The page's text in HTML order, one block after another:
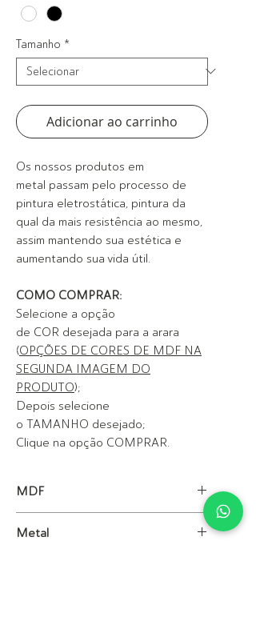
Tamanho *
Adicionar ao carrinho
Os nossos produtos em
metal passam pelo processo de
pintura eletrostática, pintura da
qual da mais resistência ao mesmo,
assim mantendo sua estética e
aumentando sua vida útil.
COMO COMPRAR:
Selecione a opção
de COR desejada para a arara
(OPÇÕES DE CORES DE MDF NA
SEGUNDA IMAGEM DO
PRODUTO);
Depois selecione
o TAMANHO desejado;
Clique na opção COMPRAR.
MDF
Metal